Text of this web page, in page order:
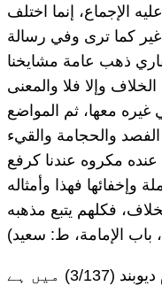
الإجماع، إنما اختلف
كما ترى وفي رسالة
ذهب عامة مشايخنا
وإلا فلا والمعنى
معها، ثم المواضع
والحجامة والقيء
مكروه عندنا كرفع
وإخفائها فهذا وأمثاله
فكلهم يتبع مذهبه
باب الإمامة، ط: سعيد)